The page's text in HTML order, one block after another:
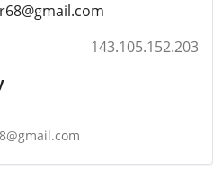
143.105.152.203